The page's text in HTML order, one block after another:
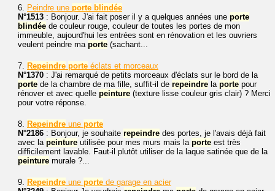
6. Peindre une porte blindée
N°1513 : Bonjour. J'ai fait poser il y a quelques années une porte
blindée de couleur rouge, couleur de toutes les portes de mon
immeuble, aujourd'hui les entrées sont en rénovation et les ouvriers
veulent peindre ma porte (sachant...
7. Repeindre porte éclats et morceaux
N°1370 : J'ai remarqué de petits morceaux d'éclats sur le bord de la
porte de la chambre de ma fille, suffit-il de repeindre la porte pour
rénover et avec quelle peinture (texture lisse couleur gris clair) ? Merci
pour votre réponse.
8. Repeindre une porte
N°2186 : Bonjour, je souhaite repeindre des portes, je l'avais déjà fait
avec la peinture utilisée pour mes murs mais la porte est très
difficilement lavable. Faut-il plutôt utiliser de la laque satinée que de la
peinture murale ?...
9. Repeindre une porte de garage en acier